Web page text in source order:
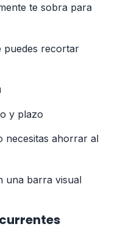
te sobra para
puedes recortar
y plazo
necesitas ahorrar al
una barra visual